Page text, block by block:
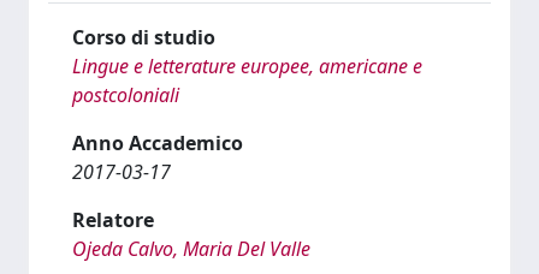
Corso di studio
Lingue e letterature europee, americane e
postcoloniali
Anno Accademico
2017-03-17
Relatore
Ojeda Calvo, Maria Del Valle